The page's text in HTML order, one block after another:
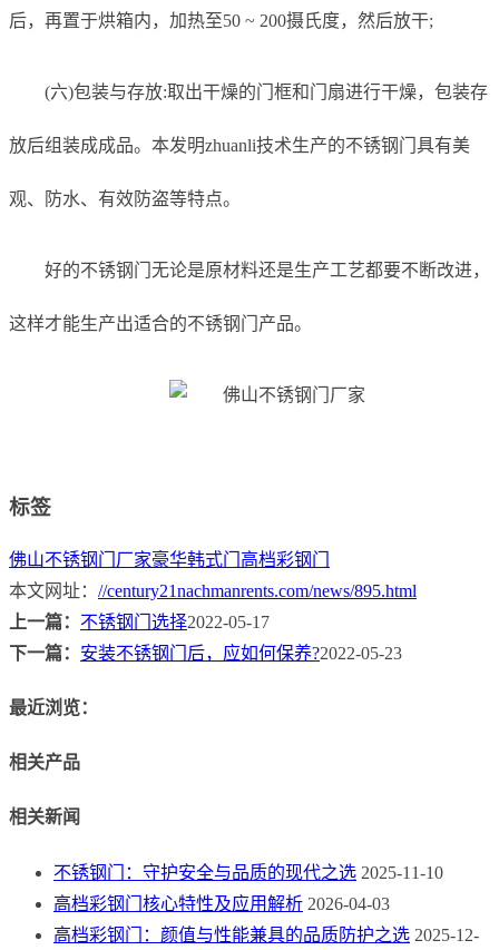
后，再置于烘箱内，加热至50 ~ 200摄氏度，然后放干;
(六)包装与存放:取出干燥的门框和门扇进行干燥，包装存
放后组装成成品。本发明zhuanli技术生产的不锈钢门具有美
观、防水、有效防盗等特点。
好的不锈钢门无论是原材料还是生产工艺都要不断改进，
这样才能生产出适合的不锈钢门产品。
标签
佛山不锈钢门厂家豪华韩式门 高档彩钢门
本文网址： //century21nachmanrents.com/news/895.html
上一篇： 不锈钢门选择2022-05-17
下一篇： 安装不锈钢门后，应如何保养?2022-05-23
最近浏览：
相关产品
相关新闻
不锈钢门：守护安全与品质的现代之选 2025-11-10
高档彩钢门核心特性及应用解析 2026-04-03
高档彩钢门：颜值与性能兼具的品质防护之选 2025-12-